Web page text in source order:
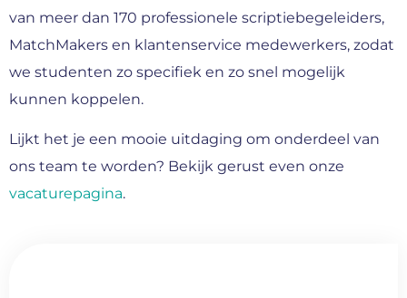
van meer dan 170 professionele scriptiebegeleiders,
MatchMakers en klantenservice medewerkers, zodat
we studenten zo specifiek en zo snel mogelijk
kunnen koppelen.
Lijkt het je een mooie uitdaging om onderdeel van
ons team te worden? Bekijk gerust even onze
vacaturepagina.